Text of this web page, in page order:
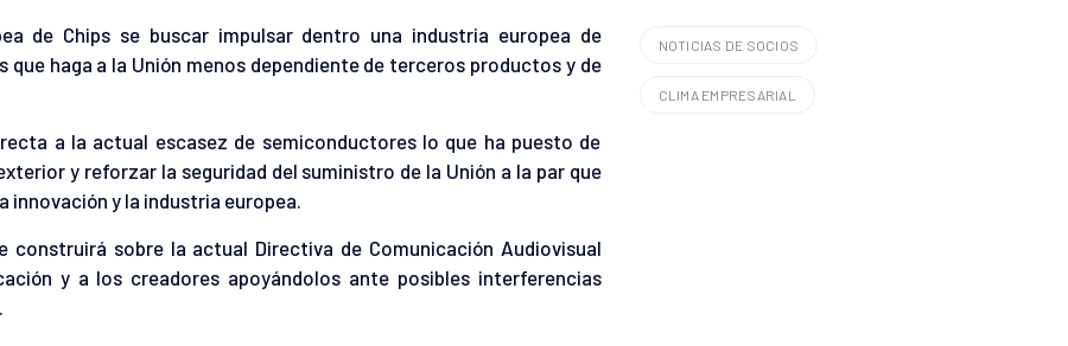
de Chips se buscar impulsar dentro una industria europea de
haga a la Unión menos dependiente de terceros productos y de
a la actual escasez de semiconductores lo que ha puesto de
y reforzar la seguridad del suministro de la Unión a la par que
y la industria europea.
sobre la actual Directiva de Comunicación Audiovisual
y a los creadores apoyándolos ante posibles interferencias
NOTICIAS DE SOCIOS
CLIMA EMPRESARIAL